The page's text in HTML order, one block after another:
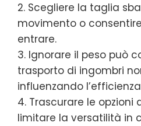
2. Scegliere la taglia
movimento o
entrare.
3. Ignorare il peso può
trasporto di ingombri
influenzando
4. Trascurare le
limitare la versatilità in